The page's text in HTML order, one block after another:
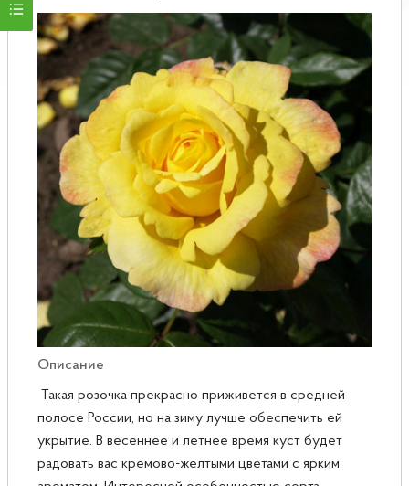
Мини-деревья
НОВИНКА Английские и Японские розы
Саженцы плодовые
Сирень
Описание
Такая розочка прекрасно приживется в средней
полосе России, но на зиму лучше обеспечить ей
укрытие. В весеннее и летнее время куст будет
радовать вас кремово-желтыми цветами с ярким